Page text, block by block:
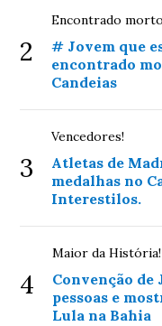
2
Encontrado morto
# Jovem que
encontrado
Candeias
3
Vencedores!
Atletas de
medalhas no
Interestilos.
4
Maior da História!
Convenção
pessoas e
Lula na Bahia